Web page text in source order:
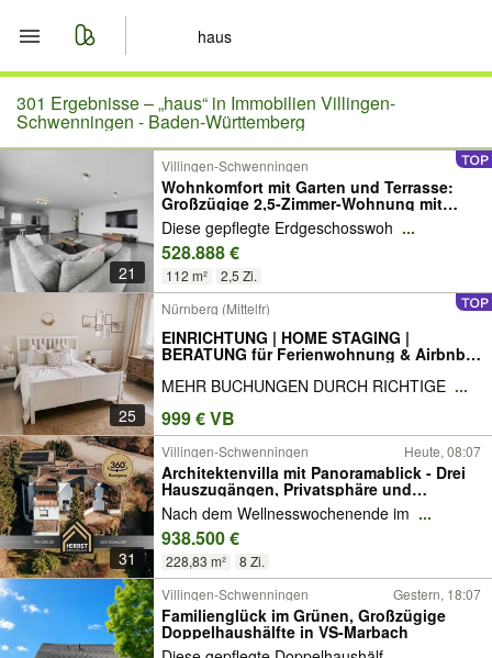
Start
Merkliste
Nachrichten
Anzeige aufgeben
301 Ergebnisse –„haus“ in Immobilien Villingen-
Schwenningen - Baden-Württemberg
21
Villingen-Schwenningen
Wohnkomfort mit Garten und Terrasse:
Großzügige 2,5-Zimmer-Wohnung mit
Erweiterungspotenzial im Schilterhäusle
Diese gepflegte Erdgeschosswoh ...
528.888 €
112 m² 2,5 Zi.
25
Nürnberg (Mittelfr)
EINRICHTUNG | HOME STAGING |
BERATUNG für Ferienwohnung & Airbnb |
GESTALTUNGSPROFI | professioneller
INNENEINRICHTER für
EIGENTUMSWOHNUNG, FERIENHAUS,
AUSLANDSIMMOBILIE, HOTEL
MEHR BUCHUNGEN DURCH RICHTIGE ...
999 € VB
31
Villingen-Schwenningen Heute, 08:07
Architektenvilla mit Panoramablick - Drei
Hauszugängen, Privatsphäre und
Waldrandlage
Nach dem Wellnesswochenende im ...
938.500 €
228,83 m² 8 Zi.
Villingen-Schwenningen Gestern, 18:07
Familienglück im Grünen, Großzügige
Doppelhaushälfte in VS-Marbach